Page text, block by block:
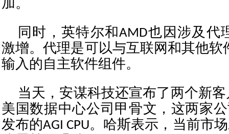
加。
同时，英特尔和AMD也因涉及代
激增。代理是可以与互联网和其他软
输入的自主软件组件。
当天，安谋科技还宣布了两个新
美国数据中心公司甲骨文，这两家
发布的AGI CPU。哈斯表示，当前市